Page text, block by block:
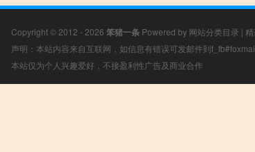
Copyright © 2012 - 2026 笨猪一条 Powered by 网站分类目录 |
声明：本站内容来自互联网，如信息有错误可发邮件到
本站仅为个人兴趣爱好，不接盈利性广告及商业合作